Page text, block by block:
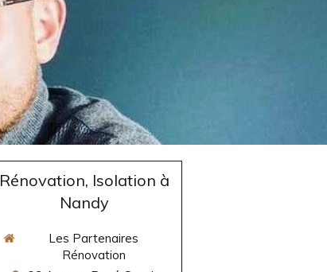
Rénovation, Isolation à
Nandy
Les Partenaires
Rénovation